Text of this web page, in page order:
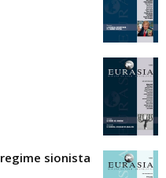
sionista